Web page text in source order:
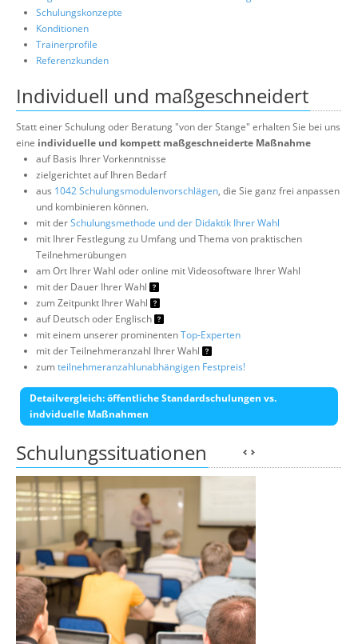
Schulungskonzepte
Konditionen
Trainerprofile
Referenzkunden
Individuell und maßgeschneidert
Statt einer Schulung oder Beratung "von der Stange" erhalten Sie bei uns
eine individuelle und kompett maßgeschneiderte Maßnahme
auf Basis Ihrer Vorkenntnisse
zielgerichtet auf Ihren Bedarf
aus 1042 Schulungsmodulenvorschlägen, die Sie ganz frei anpassen
und kombinieren können.
mit derSchulungsmethode und der Didaktik Ihrer Wahl
mit Ihrer Festlegung zu Umfang und Thema von praktischen
Teilnehmerübungen
am Ort Ihrer Wahl oder online mit Videosoftware Ihrer Wahl
mit der Dauer Ihrer Wahl
zum Zeitpunkt Ihrer Wahl
auf Deutsch oder Englisch
mit einem unserer prominentenTop-Experten
mit der Teilnehmeranzahl Ihrer Wahl
zumteilnehmeranzahlunabhängigen Festpreis!
Detailvergleich: öffentliche Standardschulungen vs.
indviduelle Maßnahmen
Schulungssituationen